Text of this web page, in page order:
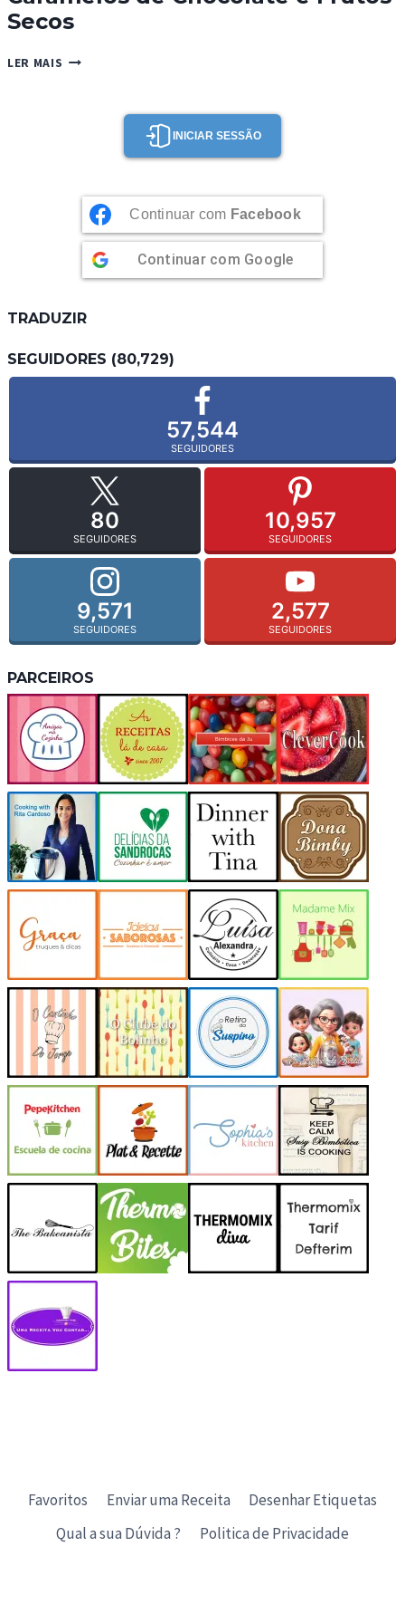
Secos
LER MAIS CARAMELOS
INICIAR SESSÃO
Continuar com Facebook
Continuar com Google
TRADUZIR
SEGUIDORES (80,729)
57,544
SEGUIDORES
80
SEGUIDORES
10,957
SEGUIDORES
9,571
SEGUIDORES
2,577
SEGUIDORES
PARCEIROS
Favoritos Enviar uma Receita
Desenhar Etiquetas
Qual a sua Dúvida ?
Politica de Privacidade